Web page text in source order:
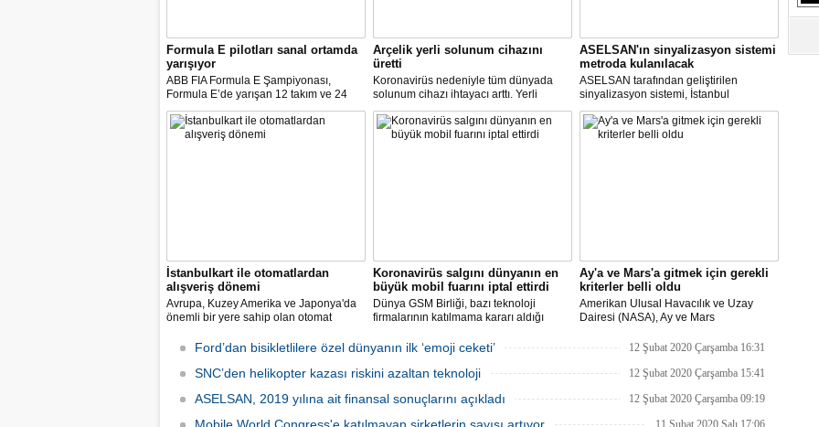
Formula E pilotları sanal ortamda
yarışıyor
ABB FIA Formula E Şampiyonası,
Formula E’de yarışan 12 takım ve 24
pilot ile birlikte “ABB Formula E Race at
Home Challenge” organizasyonunda
yarışacak.
Arçelik yerli solunum cihazını
üretti
Koronavirüs nedeniyle tüm dünyada
solunum cihazı ihtayacı arttı. Yerli
solunum cihazı için ilk çalışmayı, Biosys
Biyomedikal tasarladı, Arçelik üretti.
ASELSAN ve Baykar Savunma
ASELSAN'ın sinyalizasyon sistemi
metroda kulanılacak
ASELSAN tarafından geliştirilen
sinyalizasyon sistemi, İstanbul
metrosunda kullanılacak.
İstanbulkart ile otomatlardan
alışveriş dönemi
Avrupa, Kuzey Amerika ve Japonya'da
önemli bir yere sahip olan otomat
Uluslararası Fuarcılık tarafından
Servis Sistemler Fuarı VENDEX
Koronavirüs salgını dünyanın en
büyük mobil fuarını iptal ettirdi
Dünya GSM Birliği, bazı teknoloji
firmalarının katılmama kararı aldığı
yapılmayacağını açıkladı.
Ay'a ve Mars'a gitmek için gerekli
kriterler belli oldu
Amerikan Ulusal Havacılık ve Uzay
Dairesi (NASA), Ay ve Mars
için ilan verdi.
Ford’dan bisikletlilere özel dünyanın ilk ‘emoji ceketi’ 12 Şubat 2020 Çarşamba 16:31
SNC’den helikopter kazası riskini azaltan teknoloji 12 Şubat 2020 Çarşamba 15:41
ASELSAN, 2019 yılına ait finansal sonuçlarını açıkladı 12 Şubat 2020 Çarşamba 09:19
11 Şubat 2020 Salı 17:06